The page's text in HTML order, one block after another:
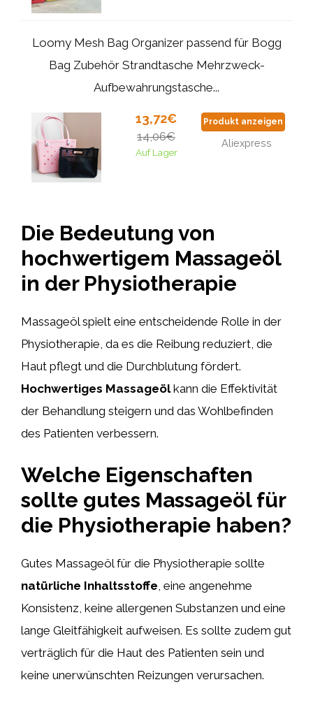
Loomy Mesh Bag Organizer passend für Bogg
Bag Zubehör Strandtasche Mehrzweck-
Aufbewahrungstasche...
13,72€
14,06€
Auf Lager
Produkt anzeigen
Aliexpress
Die Bedeutung von
hochwertigem Massageöl
in der Physiotherapie
Massageöl spielt eine entscheidende Rolle in der
Physiotherapie, da es die Reibung reduziert, die
Haut pflegt und die Durchblutung fördert.
Hochwertiges Massageölkann die Effektivität
der Behandlung steigern und das Wohlbefinden
des Patienten verbessern.
Welche Eigenschaften
sollte gutes Massageöl für
die Physiotherapie haben?
Gutes Massageöl für die Physiotherapie sollte
natürliche Inhaltsstoffe , eine angenehme
Konsistenz, keine allergenen Substanzen und eine
lange Gleitfähigkeit aufweisen. Es sollte zudem gut
verträglich für die Haut des Patienten sein und
keine unerwünschten Reizungen verursachen.